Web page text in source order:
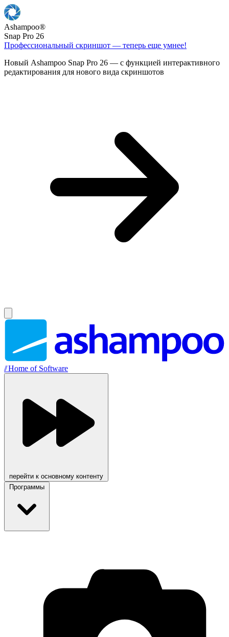
Ashampoo®
Snap Pro 26
Профессиональный скриншот — теперь еще умнее!
Новый Ashampoo Snap Pro 26 — с функцией интерактивного
редактирования для нового вида скриншотов
//Home of Software
перейти к основному контенту
Программы